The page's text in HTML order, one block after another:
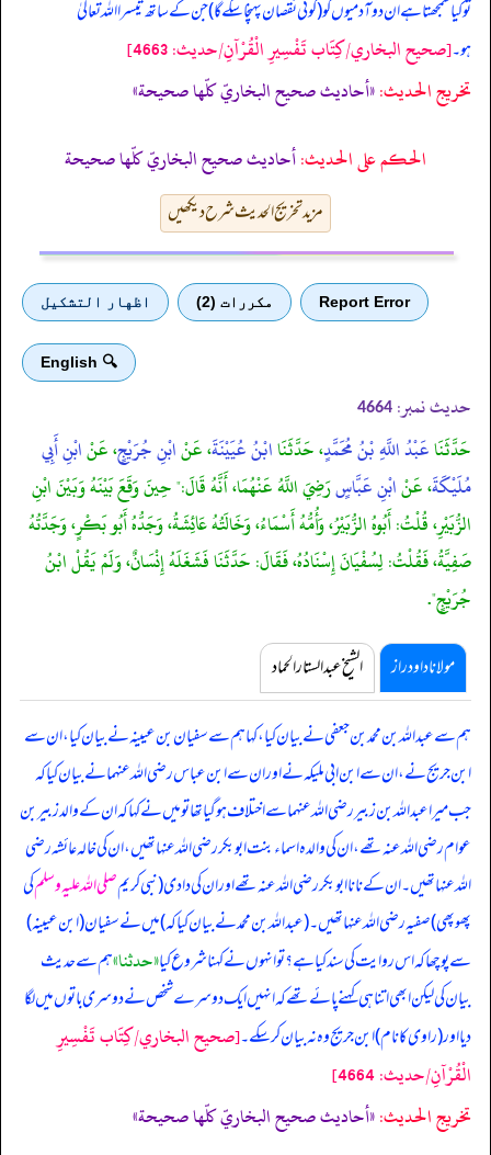
تو کیا سمجھتا ہے ان دو آدمیوں کو (کوئی نقصان پہنچا سکے گا) جن کے ساتھ تیسرا اللہ تعالیٰ
ہو۔[صحيح البخاري/كِتَاب تَفْسِيرِ الْقُرْآنِ/حدیث: 4663]
تخریج الحدیث:«أحاديث صحيح البخاريّ كلّها صحيحة»
الحكم على الحديث:أحاديث صحيح البخاريّ كلّها صحيحة
مزید تخریج الحدیث شرح دیکھیں
Report Error مكررات (2) اظهار التشكيل
🔍 English
حدیث نمبر: 4664
حَدَّثَنَاعَبْدُ اللَّهِ بْنُ مُحَمَّدٍ، حَدَّثَنَاابْنُ عُيَيْنَةَ، عَنْابْنِ جُرَيْجٍ، عَنْابْنِ أَبِي
مُلَيْكَةَ، عَنْابْنِ عَبَّاسٍرَضِيَ اللَّهُ عَنْهُمَا، أَنَّهُ قَالَ:" حِينَ وَقَعَ بَيْنَهُ وَبَيْنَ ابْنِ
الزُّبَيْرِ، قُلْتُ: أَبُوهُ الزُّبَيْرُ، وَأُمُّهُ أَسْمَاءُ، وَخَالَتُهُ عَائِشَةُ، وَجَدُّهُ أَبُو بَكْرٍ، وَجَدَّتُهُ
صَفِيَّةُ، فَقُلْتُ: لِسُفْيَانَ إِسْنَادُهُ، فَقَالَ: حَدَّثَنَا فَشَغَلَهُ إِنْسَانٌ، وَلَمْ يَقُلْ ابْنُ
جُرَيْجٍ".
مولانا داود راز الشیخ عبدالستار الحماد
ہم سے عبداللہ بن محمد بن جعفی نے بیان کیا، کہا ہم سے سفیان بن عیینہ نے بیان کیا، ان سے
ابن جریج نے، ان سے ابن ابی ملیکہ نے اور ان سے ابن عباس رضی اللہ عنہما نے بیان کیا کہ
جب میرا عبداللہ بن زبیر رضی اللہ عنہما سے اختلاف ہو گیا تھا تو میں نے کہا کہ ان کے والد زبیر بن
عوام رضی اللہ عنہ تھے، ان کی والدہ اسماء بنت ابوبکر رضی اللہ عنہا تھیں، ان کی خالہ عائشہ رضی
اللہ عنہا تھیں۔ ان کے نانا ابوبکر رضی اللہ عنہ تھے اور ان کی دادی (نبی کریمصلی اللہ علیہ وسلمکی
پھوپھی) صفیہ رضی اللہ عنہا تھیں۔ (عبداللہ بن محمد نے بیان کیا کہ) میں نے سفیان (ابن عیینہ)
سے پوچھا کہ اس روایت کی سند کیا ہے؟ تو انہوں نے کہنا شروع کیا«حدثنا»ہم سے حدیث
بیان کی لیکن ابھی اتنا ہی کہنے پائے تھے کہ انہیں ایک دوسرے شخص نے دوسری باتوں میں لگا
دیا اور (راوی کا نام) ابن جریج وہ نہ بیان کر سکے۔[صحيح البخاري/كِتَاب تَفْسِيرِ
الْقُرْآنِ/حدیث: 4664]
تخریج الحدیث:«أحاديث صحيح البخاريّ كلّها صحيحة»